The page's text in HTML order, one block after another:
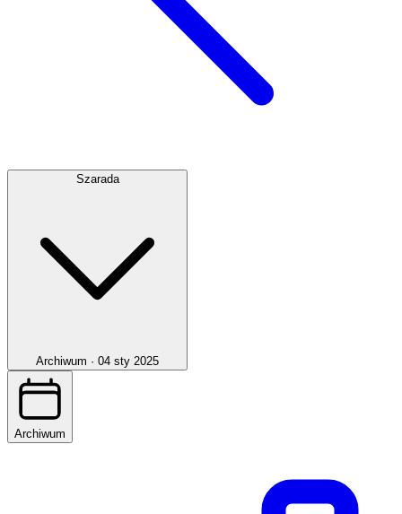
Szarada
Archiwum · 04 sty 2025
Archiwum